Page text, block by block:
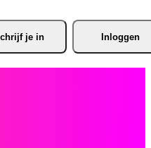
je in Inloggen